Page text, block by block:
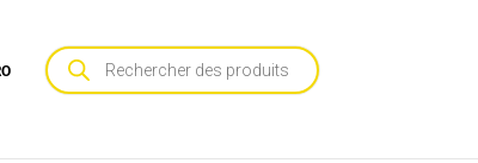
Recherche
de
produits